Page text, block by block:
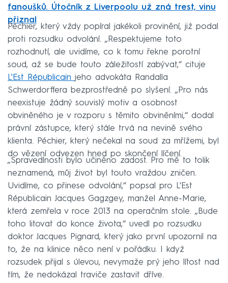
fanoušků. Útočník z Liverpoolu už zná trest, vinu
přiznal
Péchier, který vždy popíral jakékoli provinění, již podal
proti rozsudku odvolání. „Respektujeme toto
rozhodnutí, ale uvidíme, co k tomu řekne porotní
soud, až se bude touto záležitostí zabývat,“ cituje
L'Est Républicain jeho advokáta Randalla
Schwerdorffera bezprostředně po slyšení. „Pro nás
neexistuje žádný souvislý motiv a osobnost
obviněného je v rozporu s těmito obviněními,“ dodal
právní zástupce, který stále trvá na nevině svého
klienta. Péchier, který nečekal na soud za mřížemi, byl
do vězení odvezen hned po skončení líčení.
„Spravedlnosti bylo učiněno zadost. Pro mě to tolik
neznamená, můj život byl touto vraždou zničen.
Uvidíme, co přinese odvolání,“ popsal pro L'Est
Républicain Jacques Gagzgey, manžel Anne-Marie,
která zemřela v roce 2013 na operačním stole. „Bude
toho litovat do konce života,“ uvedl po rozsudku
doktor Jacques Pignard, který jako první upozornil na
to, že na klinice něco není v pořádku. I když
rozsudek přijal s úlevou, nevymaže prý jeho lítost nad
tím, že nedokázal traviče zastavit dříve.